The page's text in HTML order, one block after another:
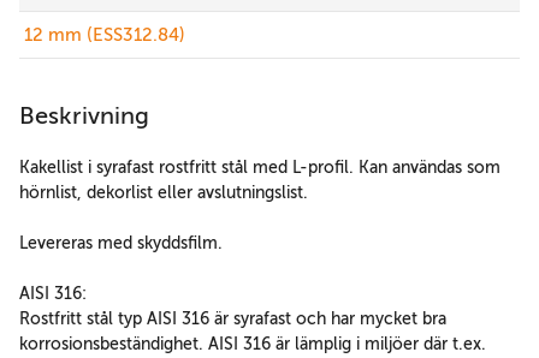
12 mm (ESS312.84)
Beskrivning
Kakellist i syrafast rostfritt stål med L-profil. Kan användas som
hörnlist, dekorlist eller avslutningslist.
Levereras med skyddsfilm.
AISI 316:
Rostfritt stål typ AISI 316 är syrafast och har mycket bra
korrosionsbeständighet. AISI 316 är lämplig i miljöer där t.ex.